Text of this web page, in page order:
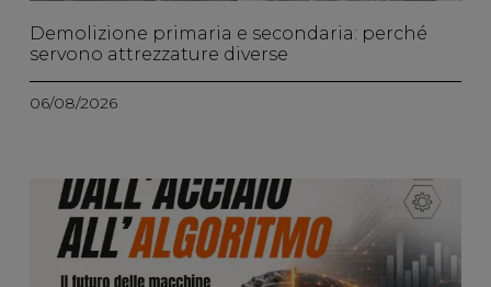
Demolizione primaria e secondaria: perché
servono attrezzature diverse
06/08/2026